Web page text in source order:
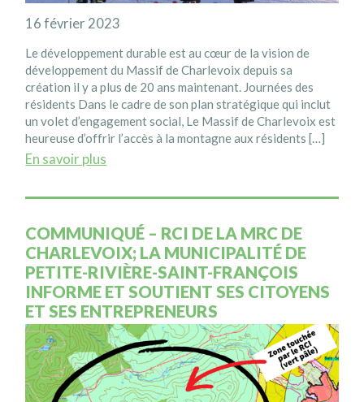
16 février 2023
Le développement durable est au cœur de la vision de
développement du Massif de Charlevoix depuis sa
création il y a plus de 20 ans maintenant. Journées des
résidents Dans le cadre de son plan stratégique qui inclut
un volet d’engagement social, Le Massif de Charlevoix est
heureuse d’offrir l’accès à la montagne aux résidents […]
En savoir plus
COMMUNIQUÉ – RCI DE LA MRC DE
CHARLEVOIX; LA MUNICIPALITÉ DE
PETITE-RIVIÈRE-SAINT-FRANÇOIS
INFORME ET SOUTIENT SES CITOYENS
ET SES ENTREPRENEURS